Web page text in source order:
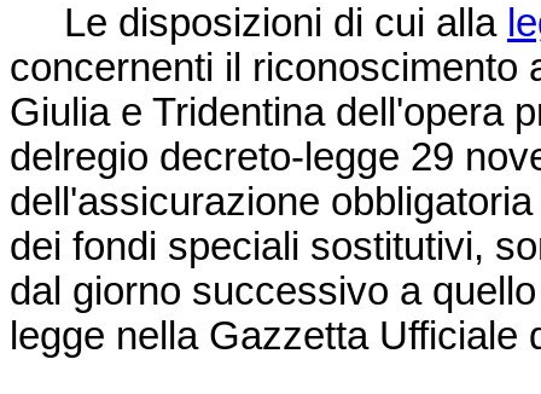
Le disposizioni di cui alla
concernenti il riconoscimento
Giulia e Tridentina dell'opera
delregio decreto-legge 29
dell'assicurazione
dei fondi speciali sostitutivi,
dal giorno successivo a
legge nella Gazzetta Ufficiale